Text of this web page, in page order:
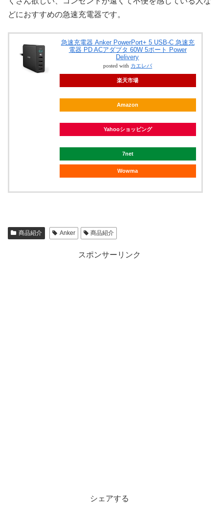
どにおすすめの急速充電器です。
急速充電器 Anker PowerPort+ 5 USB-C 急速充
電器 PD ACアダプタ 60W 5ポート Power
Delivery
posted with カエレバ
楽天市場
Amazon
Yahooショッピング
7net
Wowma
商品紹介 Anker 商品紹介
スポンサーリンク
シェアする